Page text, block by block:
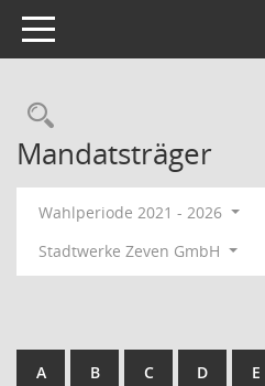
Toggle navigation
Rechercheauswahl
Mandatsträger
Wahlperiode 2021 - 2026
Stadtwerke Zeven GmbH
A B C D E